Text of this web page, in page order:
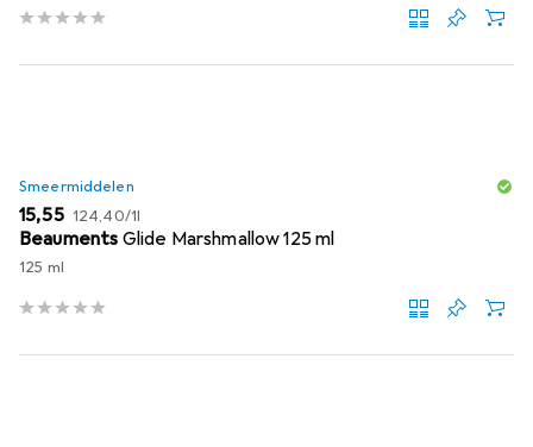
Smeermiddelen
EUR
15,55 EUR
124,40/1l
Beauments Glide Marshmallow 125 ml
125 ml